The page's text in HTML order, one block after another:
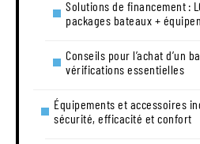
Solutions de financement :
packages bateaux +
Conseils pour l’achat d’un
vérifications essentielles
Équipements et accessoires
sécurité, efficacité et confort